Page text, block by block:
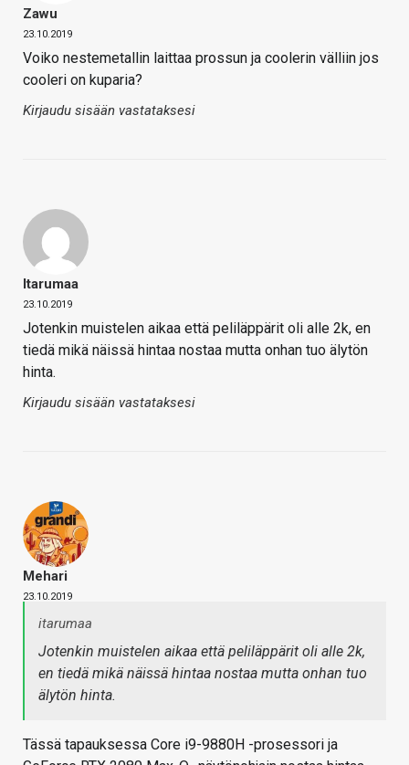
Zawu
23.10.2019
Voiko nestemetallin laittaa prossun ja coolerin välliin jos
cooleri on kuparia?
Kirjaudu sisään vastataksesi
Itarumaa
23.10.2019
Jotenkin muistelen aikaa että peliläppärit oli alle 2k, en
tiedä mikä näissä hintaa nostaa mutta onhan tuo älytön
hinta.
Kirjaudu sisään vastataksesi
Mehari
23.10.2019
itarumaa
Jotenkin muistelen aikaa että peliläppärit oli alle 2k,
en tiedä mikä näissä hintaa nostaa mutta onhan tuo
älytön hinta.
Tässä tapauksessa Core i9-9880H -prosessori ja